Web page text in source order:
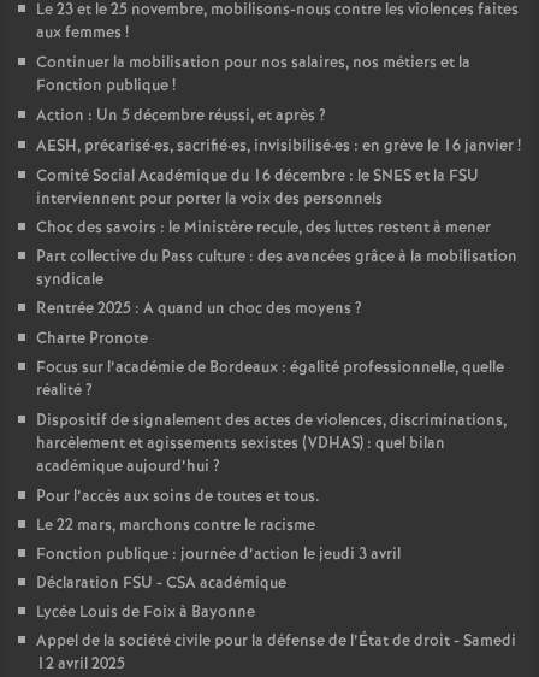
Le 23 et le 25 novembre, mobilisons-nous contre les violences faites
aux femmes !
Continuer la mobilisation pour nos salaires, nos métiers et la
Fonction publique!
Action : Un 5 décembre réussi, et après ?
AESH, précarisé·es, sacrifié·es, invisibilisé·es : en grève le 16 janvier!
Comité Social Académique du 16 décembre : le SNES et la FSU
interviennent pour porter la voix des personnels
Choc des savoirs : le Ministère recule, des luttes restent à mener
Part collective du Pass culture : des avancées grâce à la mobilisation
syndicale
Rentrée 2025 : A quand un choc des moyens ?
Charte Pronote
Focus sur l’académie de Bordeaux : égalité professionnelle, quelle
réalité?
Dispositif de signalement des actes de violences, discriminations,
harcèlement et agissements sexistes (VDHAS) : quel bilan
académique aujourd’hui ?
Pour l’accès aux soins de toutes et tous.
Le 22 mars, marchons contre le racisme
Fonction publique : journée d’action le jeudi 3 avril
Déclaration FSU - CSA académique
Lycée Louis de Foix à Bayonne
Appel de la société civile pour la défense de l’État de droit - Samedi
12 avril 2025